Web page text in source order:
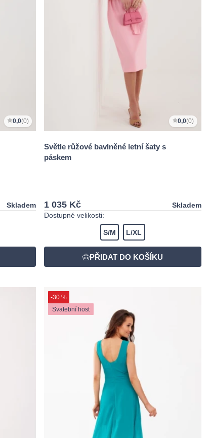
0,0(0)
Skladem
0,0(0)
Světle růžové bavlněné letní šaty s
páskem
1 035 Kč
Skladem
Dostupné velikosti:
S/M L/XL
-30 %
Svatební host